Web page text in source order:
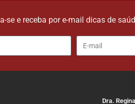
se e receba por e-mail dicas de
Dra.